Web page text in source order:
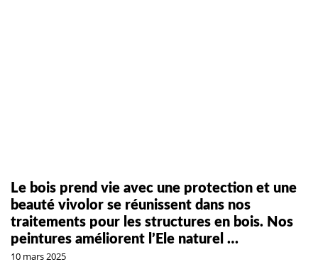
Le bois prend vie avec une protection et une
beauté vivolor se réunissent dans nos
traitements pour les structures en bois. Nos
peintures améliorent l’Ele naturel …
10 mars 2025